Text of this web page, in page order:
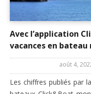
Avec l’application
vacances en bateau
août 4,
Les chiffres publiés par